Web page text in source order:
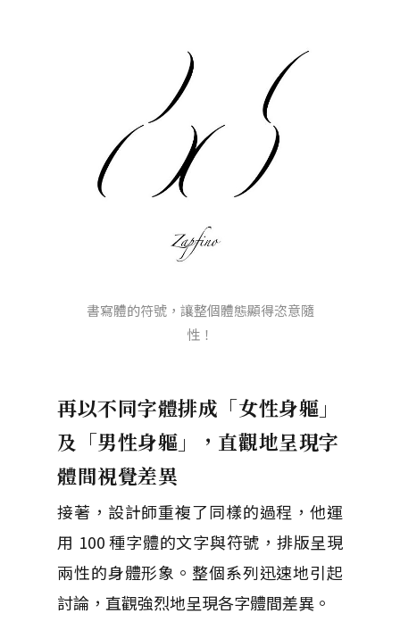
書寫體的符號，讓整個體態顯得恣意隨
性！
再以不同字體排成「女性身軀」
及「男性身軀」，直觀地呈現字
體間視覺差異
接著，設計師重複了同樣的過程，他運
用 100 種字體的文字與符號，排版呈現
兩性的身體形象。整個系列迅速地引起
討論，直觀強烈地呈現各字體間差異。